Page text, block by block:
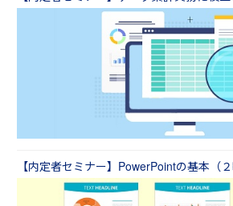
る、もしくは得意な方」へ焦点
的を「現場ですぐに使えるレベ
る」として実施
→苦手な方は「アシスタント講
ーマンでフォローする」「残念
ていくイメージで進行する」と
上記２つのパターンであれば【
得意な方は「本当に理解できて
ないことの明確化」「言語化
【内定者セミナー】PowerPointの基本（２